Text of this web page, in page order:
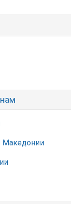
Македонии